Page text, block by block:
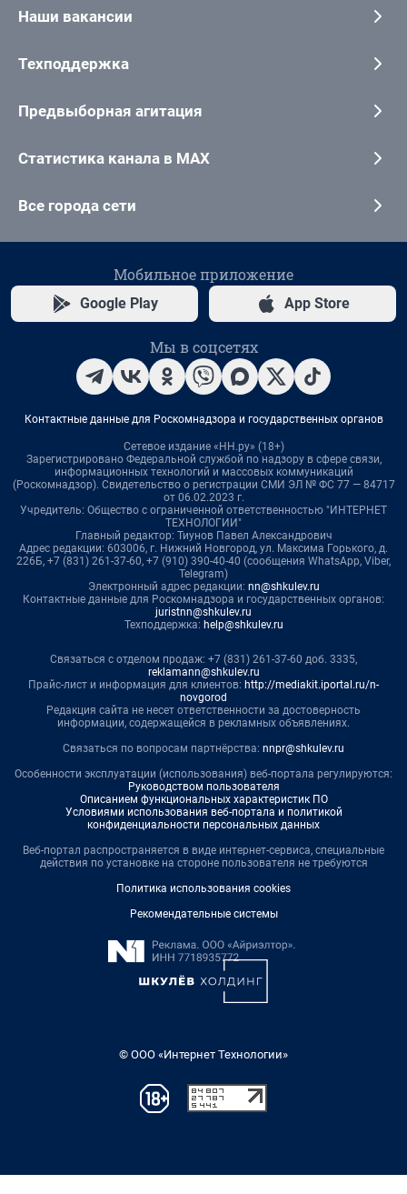
Наши вакансии
Техподдержка
Предвыборная агитация
Статистика канала в MAX
Все города сети
Мобильное приложение
Google Play App Store
Мы в соцсетях
Контактные данные для Роскомнадзора и государственных органов
Сетевое издание «НН.ру» (18+)
Зарегистрировано Федеральной службой по надзору в сфере связи,
информационных технологий и массовых коммуникаций
(Роскомнадзор). Свидетельство о регистрации СМИ ЭЛ № ФС 77 — 84717
от 06.02.2023 г.
Учредитель: Общество с ограниченной ответственностью "ИНТЕРНЕТ
ТЕХНОЛОГИИ"
Главный редактор: Тиунов Павел Александрович
Адрес редакции: 603006, г. Нижний Новгород, ул. Максима Горького, д.
226Б, +7 (831) 261-37-60, +7 (910) 390-40-40 (сообщения WhatsApp, Viber,
Telegram)
Электронный адрес редакции: nn@shkulev.ru
Контактные данные для Роскомнадзора и государственных органов:
juristnn@shkulev.ru
Техподдержка: help@shkulev.ru
Связаться с отделом продаж: +7 (831) 261-37-60 доб. 3335,
reklamann@shkulev.ru
Прайс-лист и информация для клиентов: http://mediakit.iportal.ru/n-
novgorod
Редакция сайта не несет ответственности за достоверность
информации, содержащейся в рекламных объявлениях.
Связаться по вопросам партнёрства: nnpr@shkulev.ru
Особенности эксплуатации (использования) веб-портала регулируются:
Руководством пользователя
Описанием функциональных характеристик ПО
Условиями использования веб-портала и политикой
конфиденциальности персональных данных
Веб-портал распространяется в виде интернет-сервиса, специальные
действия по установке на стороне пользователя не требуются
Политика использования cookies
Рекомендательные системы
© ООО «Интернет Технологии»